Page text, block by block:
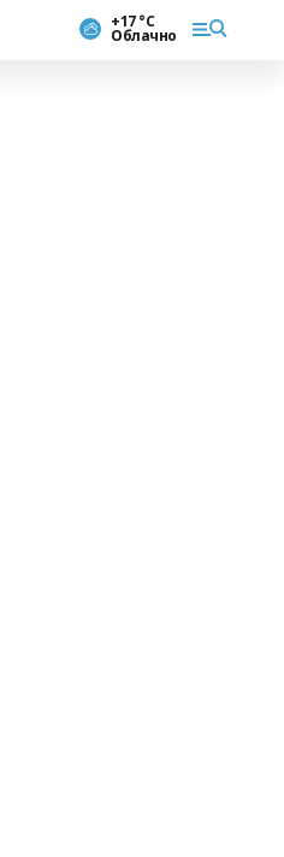
+17 °С
Облачно